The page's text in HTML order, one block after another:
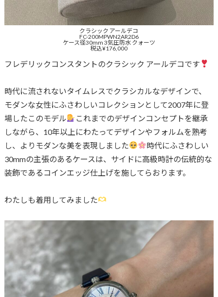
クラシック アールデコ
FC-200MPWN2AR2D6
ケース径30mm 3気圧防水 クォーツ
税込¥176,000
フレデリックコンスタントのクラシック アールデコです
時代に流されないタイムレスでクラシカルなデザインで、
モダンな女性にふさわしいコレクションとして2007年に登
場したこのモデル
これまでのデザインコンセプトを継承
しながら、10年以上にわたってデザインやフォルムを熟考
し、よりモダンな美を表現しました
時代にふさわしい
30mmの主張のあるケースは、サイドに高級時計の伝統的な
装飾であるコインエッジ仕上げを施してらおります。
わたしも着用してみました